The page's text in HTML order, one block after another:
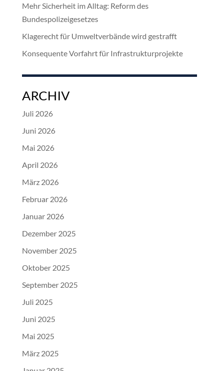
Mehr Sicherheit im Alltag: Reform des
Bundespolizeigesetzes
Klagerecht für Umweltverbände wird gestrafft
Konsequente Vorfahrt für Infrastrukturprojekte
ARCHIV
Juli 2026
Juni 2026
Mai 2026
April 2026
März 2026
Februar 2026
Januar 2026
Dezember 2025
November 2025
Oktober 2025
September 2025
Juli 2025
Juni 2025
Mai 2025
März 2025